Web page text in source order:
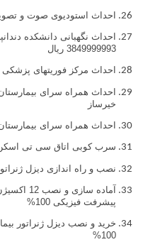
احداث استودیوی صوت و تصویر
3849999993 ريال
احداث مرکز فوریتهای پزشکی
خیرساز
احداث همراه سرای بیمارستان
سرب کوبی اتاق سی تی اسکن
نصب و راه اندازی دیزل
آماده
پیشرفت فیزیکی 100%
خرید و نصب دیزل ژنراتور
100%